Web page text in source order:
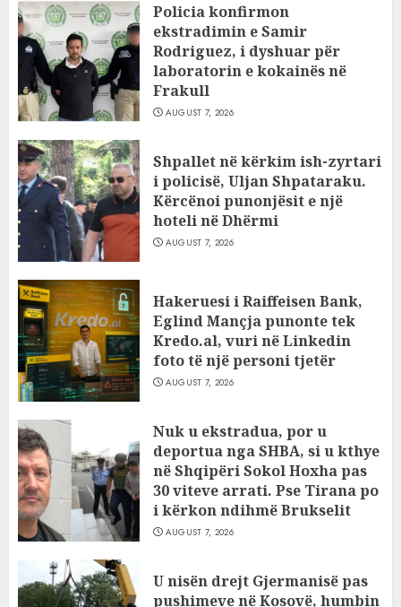
Policia konfirmon
ekstradimin e Samir
Rodriguez, i dyshuar për
laboratorin e kokainës në
Frakull
AUGUST 7, 2026
Shpallet në kërkim ish-zyrtari
i policisë, Uljan Shpataraku.
Kërcënoi punonjësit e një
hoteli në Dhërmi
AUGUST 7, 2026
Hakeruesi i Raiffeisen Bank,
Eglind Mançja punonte tek
Kredo.al, vuri në Linkedin
foto të një personi tjetër
AUGUST 7, 2026
Nuk u ekstradua, por u
deportua nga SHBA, si u kthye
në Shqipëri Sokol Hoxha pas
30 viteve arrati. Pse Tirana po
i kërkon ndihmë Brukselit
AUGUST 7, 2026
U nisën drejt Gjermanisë pas
pushimeve në Kosovë, humbin